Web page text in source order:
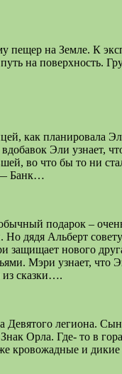
пещер на Земле. К
на поверхность.
как планировала
Эли узнает,
во что бы то ни
— Банк…
подарок –
дядя Альберт
нового
Мэри узнает, что
сказки….
легиона.
Орла. Где- то в
кровожадные и